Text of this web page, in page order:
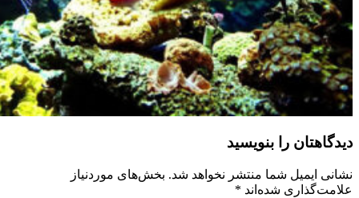
دیدگاهتان را بنویسید
نشانی ایمیل شما منتشر نخواهد شد. بخش‌های موردنیاز
علامت‌گذاری شده‌اند *